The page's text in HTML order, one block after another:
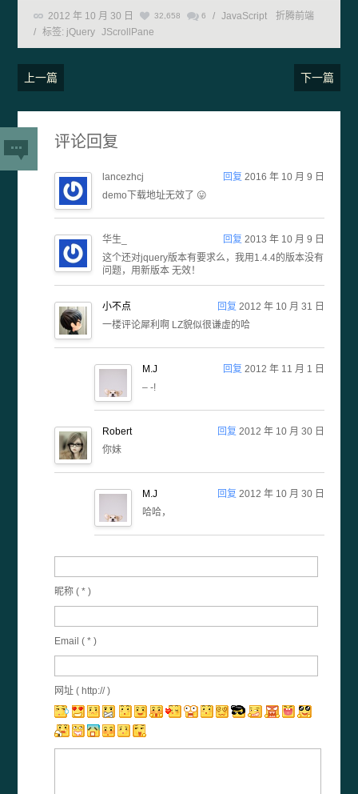
2012 年 10 月 30 日 32,658 6 / JavaScript
折腾前端
/
标签: jQuery JScrollPane
上一篇 下一篇
评论回复
回复 2016 年 10 月 9 日
lancezhcj
demo下载地址无效了 😛
回复 2013 年 10 月 9 日
华生_
这个还对jquery版本有要求么，我用1.4.4的版本没有
问题，用新版本 无效！
回复 2012 年 10 月 31 日
小不点
一楼评论犀利啊 LZ貌似很谦虚的哈
回复 2012 年 11 月 1 日
M.J
– -!
回复 2012 年 10 月 30 日
Robert
你妹
回复 2012 年 10 月 30 日
M.J
哈哈，
昵称 (* )
Email (* )
网址 ( http:// )